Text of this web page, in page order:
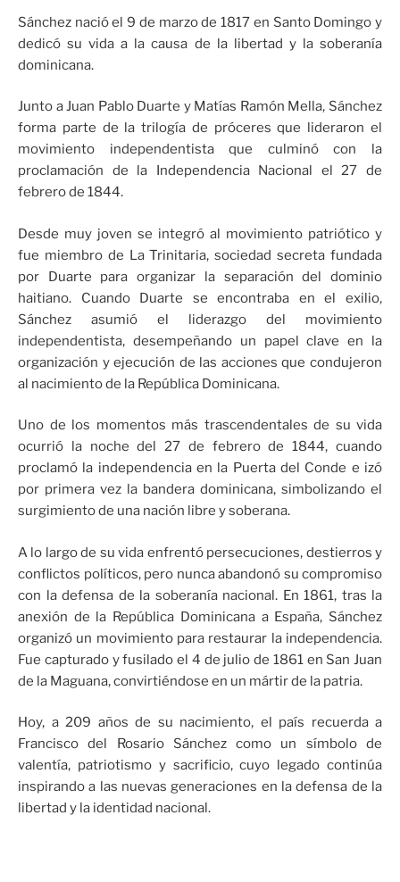
Sánchez nació el 9 de marzo de 1817 en Santo Domingo y
dedicó su vida a la causa de la libertad y la soberanía
dominicana.
Junto a Juan Pablo Duarte y Matías Ramón Mella, Sánchez
forma parte de la trilogía de próceres que lideraron el
movimiento independentista que culminó con la
proclamación de la Independencia Nacional el 27 de
febrero de 1844.
Desde muy joven se integró al movimiento patriótico y
fue miembro de La Trinitaria, sociedad secreta fundada
por Duarte para organizar la separación del dominio
haitiano. Cuando Duarte se encontraba en el exilio,
Sánchez asumió el liderazgo del movimiento
independentista, desempeñando un papel clave en la
organización y ejecución de las acciones que condujeron
al nacimiento de la República Dominicana.
Uno de los momentos más trascendentales de su vida
ocurrió la noche del 27 de febrero de 1844, cuando
proclamó la independencia en la Puerta del Conde e izó
por primera vez la bandera dominicana, simbolizando el
surgimiento de una nación libre y soberana.
A lo largo de su vida enfrentó persecuciones, destierros y
conflictos políticos, pero nunca abandonó su compromiso
con la defensa de la soberanía nacional. En 1861, tras la
anexión de la República Dominicana a España, Sánchez
organizó un movimiento para restaurar la independencia.
Fue capturado y fusilado el 4 de julio de 1861 en San Juan
de la Maguana, convirtiéndose en un mártir de la patria.
Hoy, a 209 años de su nacimiento, el país recuerda a
Francisco del Rosario Sánchez como un símbolo de
valentía, patriotismo y sacrificio, cuyo legado continúa
inspirando a las nuevas generaciones en la defensa de la
libertad y la identidad nacional.